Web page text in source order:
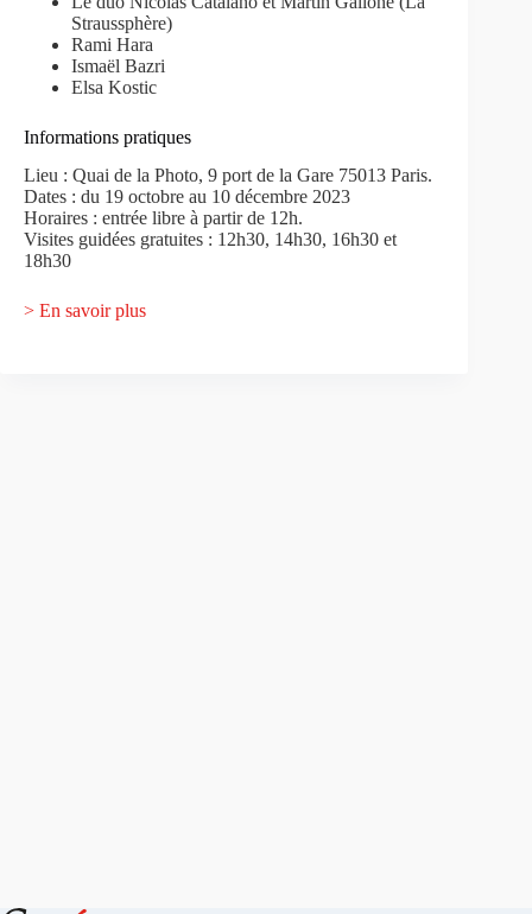
Straussphère)
Rami Hara
Ismaël Bazri
Elsa Kostic
Informations pratiques
Lieu : Quai de la Photo, 9 port de la Gare 75013 Paris.
Dates : du 19 octobre au 10 décembre 2023
Horaires : entrée libre à partir de 12h.
Visites guidées gratuites : 12h30, 14h30, 16h30 et
18h30
> En savoir plus